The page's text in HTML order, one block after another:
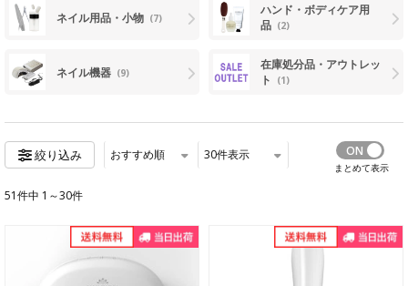
ネイル用品・小物 (7)
ハンド・ボディケア用
品 (2)
ネイル機器 (9)
在庫処分品・アウトレッ
ト
(1)
絞り込み おすすめ順 30件表示
まとめて表示
51件中 1～30件